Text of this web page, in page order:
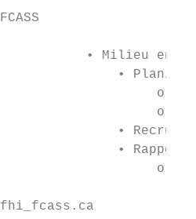
• Milieu en
•
o
o
•
•
o
@cfhi_fcass.ca